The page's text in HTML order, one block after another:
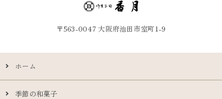
〒563-0047 大阪府池田市室町1-9
ホーム
季節の和菓子